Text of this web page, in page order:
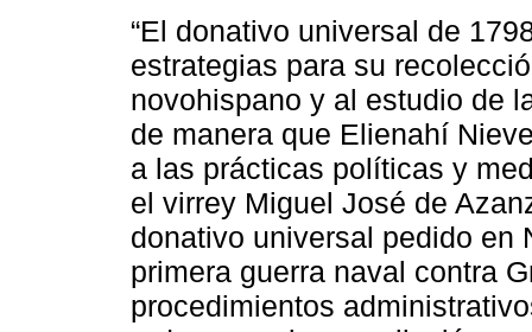
“El donativo universal de
estrategias para su
novohispano y al estudio de
de manera que Elienahí
a las prácticas políticas y
el virrey Miguel José de
donativo universal pedido en
primera guerra naval contra
procedimientos